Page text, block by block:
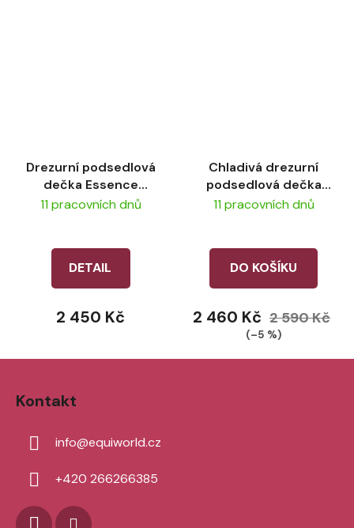
Drezurní podsedlová
dečka Essence
LeMieux – Stone
11 pracovních dnů
DETAIL
2 450 Kč
Chladivá drezurní
podsedlová dečka
Self-Cool LeMieux -
11 pracovních dnů
DO KOŠÍKU
2 460 Kč 2 590 Kč
(–5 %)
Kontakt
info@equiworld.cz
+420 266266385